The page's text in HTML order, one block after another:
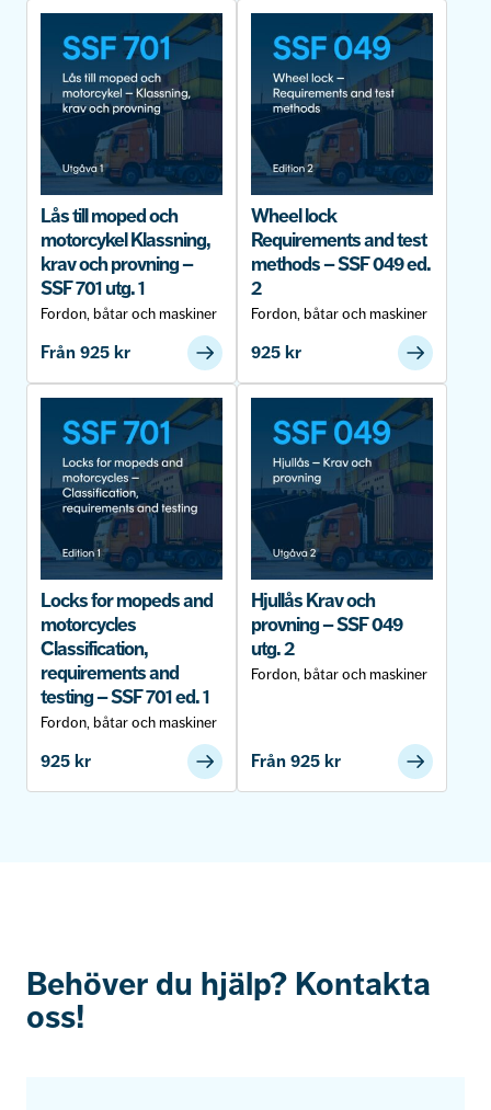
Lås till moped och
motorcykel Klassning,
krav och provning –
SSF 701 utg. 1
Fordon, båtar och maskiner
Från 925 kr
Wheel lock
Requirements and test
methods – SSF 049 ed.
2
Fordon, båtar och maskiner
925 kr
Locks for mopeds and
motorcycles
Classification,
requirements and
testing – SSF 701 ed. 1
Fordon, båtar och maskiner
925 kr
Hjullås Krav och
provning – SSF 049
utg. 2
Fordon, båtar och maskiner
Från 925 kr
Behöver du hjälp? Kontakta
oss!